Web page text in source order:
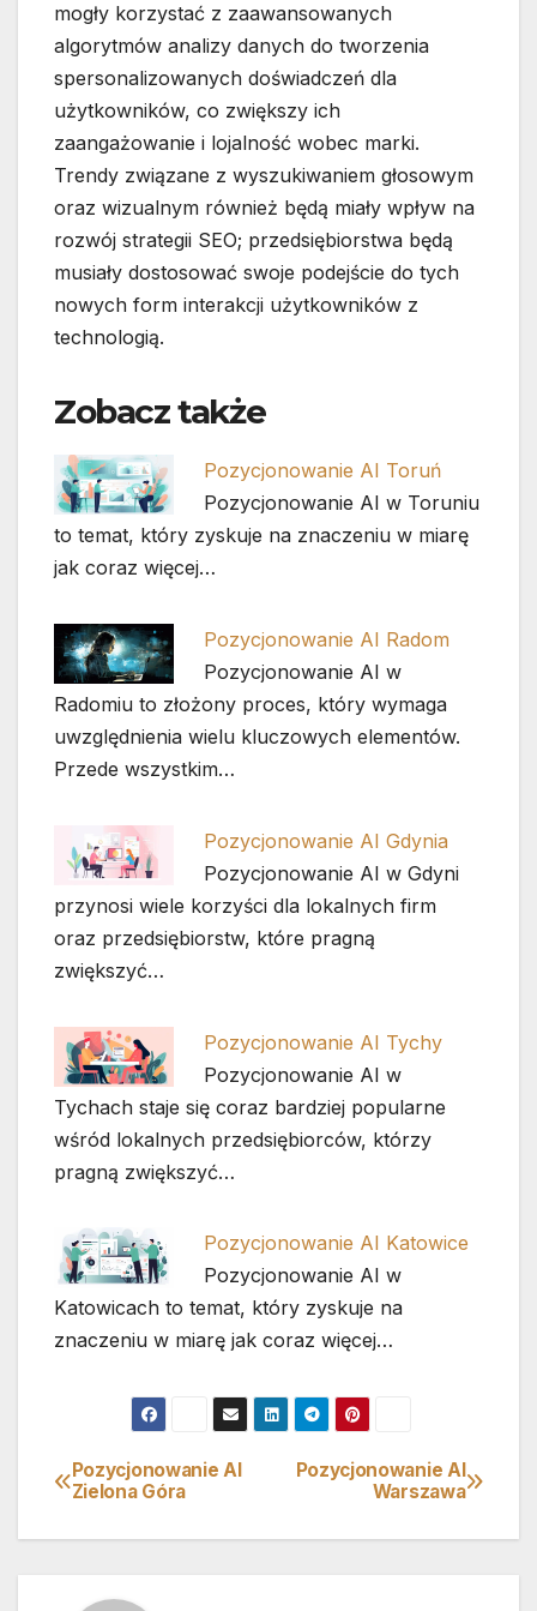
mogły korzystać z zaawansowanych
algorytmów analizy danych do tworzenia
spersonalizowanych doświadczeń dla
użytkowników, co zwiększy ich
zaangażowanie i lojalność wobec marki.
Trendy związane z wyszukiwaniem głosowym
oraz wizualnym również będą miały wpływ na
rozwój strategii SEO; przedsiębiorstwa będą
musiały dostosować swoje podejście do tych
nowych form interakcji użytkowników z
technologią.
Zobacz także
Pozycjonowanie AI Toruń
Pozycjonowanie AI w Toruniu
to temat, który zyskuje na znaczeniu w miarę
jak coraz więcej…
Pozycjonowanie AI Radom
Pozycjonowanie AI w
Radomiu to złożony proces, który wymaga
uwzględnienia wielu kluczowych elementów.
Przede wszystkim…
Pozycjonowanie AI Gdynia
Pozycjonowanie AI w Gdyni
przynosi wiele korzyści dla lokalnych firm
oraz przedsiębiorstw, które pragną
zwiększyć…
Pozycjonowanie AI Tychy
Pozycjonowanie AI w
Tychach staje się coraz bardziej popularne
wśród lokalnych przedsiębiorców, którzy
pragną zwiększyć…
Pozycjonowanie AI Katowice
Pozycjonowanie AI w
Katowicach to temat, który zyskuje na
znaczeniu w miarę jak coraz więcej…
Nawigacja
wpisu
Pozycjonowanie AI
Warszawa
Pozycjonowanie AI
Zielona Góra